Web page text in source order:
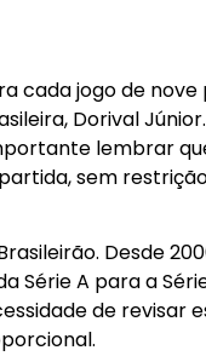
cada jogo de nove
Dorival
lembrar
sem
Desde
Série A para a
de revisar